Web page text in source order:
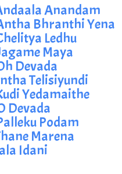
Anandam
Bhranthi Yena
Ledhu
Maya
Devada
Telisiyundi
Yedamaithe
Devada
Podam
Marena
Idani